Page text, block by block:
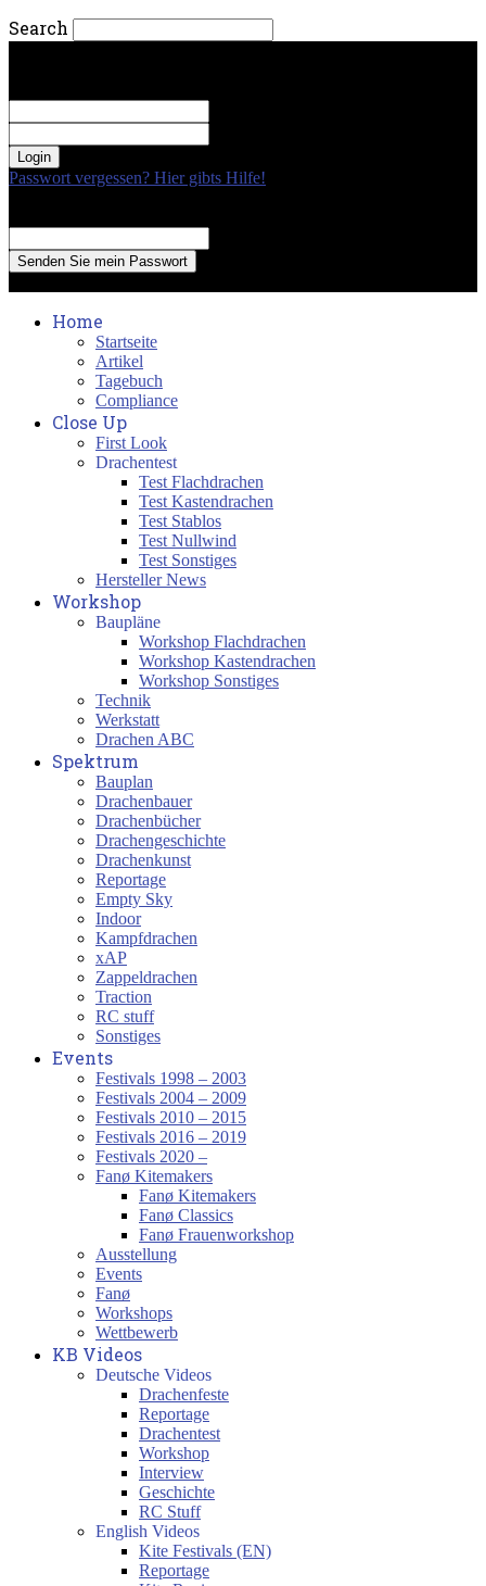
Search
Passwort vergessen? Hier gibts Hilfe!
Home
Startseite
Artikel
Tagebuch
Compliance
Close Up
First Look
Drachentest
Test Flachdrachen
Test Kastendrachen
Test Stablos
Test Nullwind
Test Sonstiges
Hersteller News
Workshop
Baupläne
Workshop Flachdrachen
Workshop Kastendrachen
Workshop Sonstiges
Technik
Werkstatt
Drachen ABC
Spektrum
Bauplan
Drachenbauer
Drachenbücher
Drachengeschichte
Drachenkunst
Reportage
Empty Sky
Indoor
Kampfdrachen
xAP
Zappeldrachen
Traction
RC stuff
Sonstiges
Events
Festivals 1998 – 2003
Festivals 2004 – 2009
Festivals 2010 – 2015
Festivals 2016 – 2019
Festivals 2020 –
Fanø Kitemakers
Fanø Kitemakers
Fanø Classics
Fanø Frauenworkshop
Ausstellung
Events
Fanø
Workshops
Wettbewerb
KB Videos
Deutsche Videos
Drachenfeste
Reportage
Drachentest
Workshop
Interview
Geschichte
RC Stuff
English Videos
Kite Festivals (EN)
Reportage